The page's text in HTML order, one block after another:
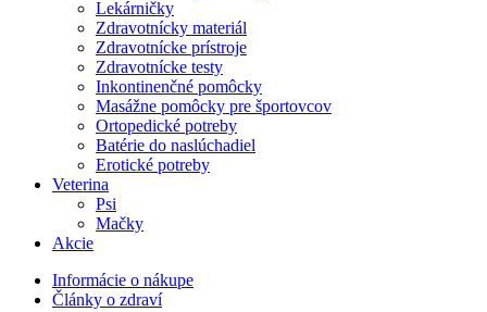
Lekárničky
Zdravotnícky materiál
Zdravotnícke prístroje
Zdravotnícke testy
Inkontinenčné pomôcky
Masážne pomôcky pre športovcov
Ortopedické potreby
Batérie do naslúchadiel
Erotické potreby
Veterina
Psi
Mačky
Akcie
Informácie o nákupe
Články o zdraví